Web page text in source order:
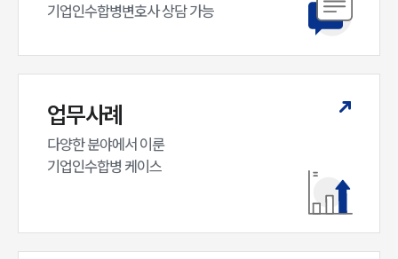
기업인수합병변호사 상담 가능
업무사례
다양한 분야에서 이룬
기업인수합병 케이스